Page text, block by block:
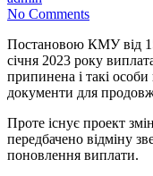
No Comments
Постановою КМУ від
січня 2023 року
припинена і такі
документи для
Проте існує проект
передбачено відміну
поновлення виплати.